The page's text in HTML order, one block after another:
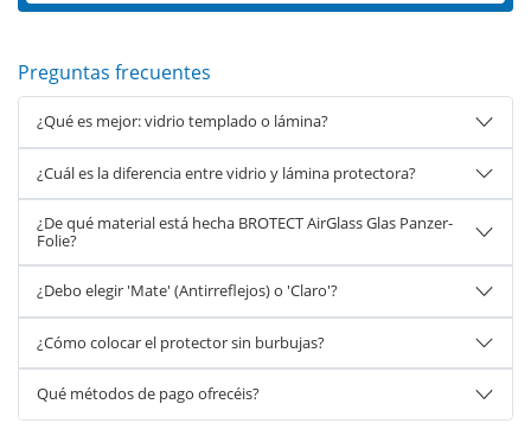
Preguntas frecuentes
¿Qué es mejor: vidrio templado o lámina?
¿Cuál es la diferencia entre vidrio y lámina protectora?
¿De qué material está hecha BROTECT AirGlass Glas Panzer-
Folie?
¿Debo elegir 'Mate' (Antirreflejos) o 'Claro'?
¿Cómo colocar el protector sin burbujas?
Qué métodos de pago ofrecéis?